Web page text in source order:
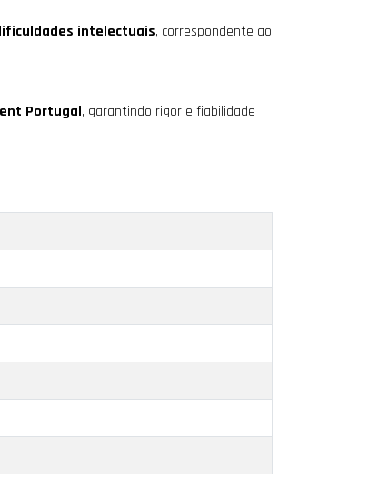
intelectuais, correspondente ao
Portugal, garantindo rigor e fiabilidade